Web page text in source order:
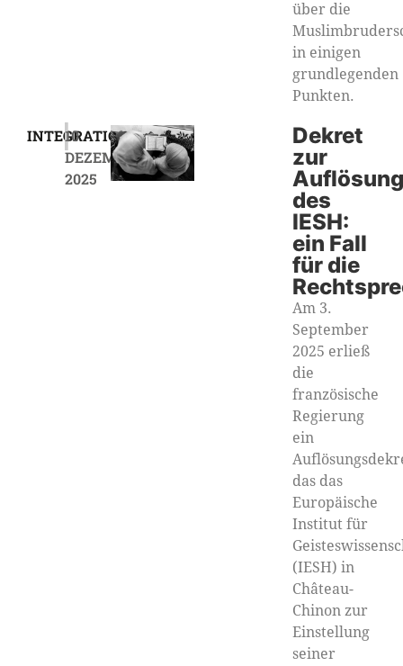
über die
in einigen
grundlegenden
Punkten.
INTEGRATION
|10
DEZEMBER
2025
Dekret
zur
Auflösung
des
IESH:
ein Fall
für die
Am 3.
September
2025 erließ
die
französische
Regierung
ein
das das
Europäische
Institut für
(IESH) in
Château-
Chinon zur
Einstellung
seiner